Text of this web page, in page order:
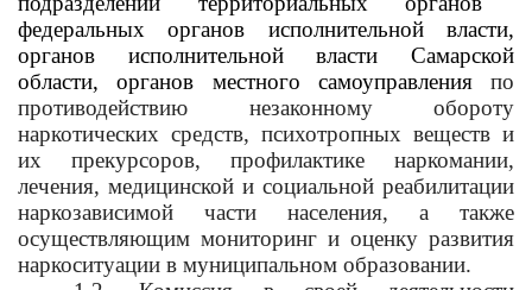
федеральных органов исполнительной власти,
органов исполнительной власти Самарской
области, органов местного самоуправления по
противодействию незаконному обороту
наркотических средств, психотропных веществ и
их прекурсоров, профилактике наркомании,
лечения, медицинской и социальной реабилитации
наркозависимой части населения, а также
осуществляющим мониторинг и оценку развития
наркоситуации в муниципальном образовании.